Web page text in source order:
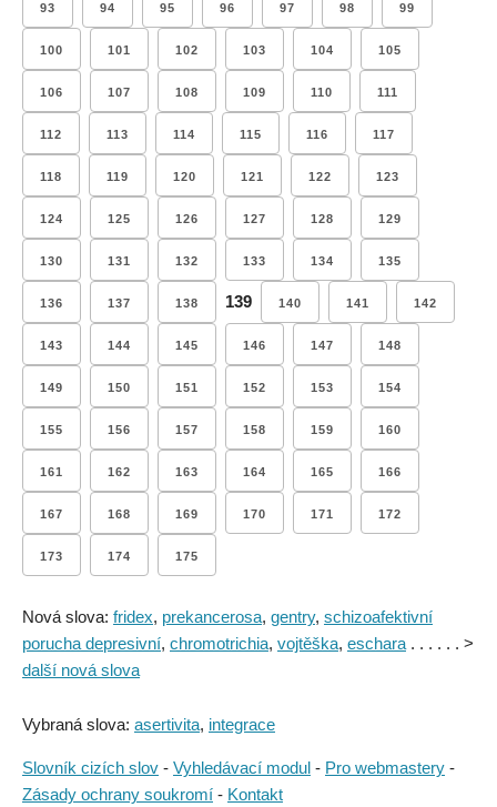
93 94 95 96 97 98 99
100 101 102 103 104 105
106 107 108 109 110 111
112 113 114 115 116 117
118 119 120 121 122 123
124 125 126 127 128 129
130 131 132 133 134 135
136 137 138 139 140 141 142
143 144 145 146 147 148
149 150 151 152 153 154
155 156 157 158 159 160
161 162 163 164 165 166
167 168 169 170 171 172
173 174 175
Nová slova: fridex, prekancerosa, gentry, schizoafektivní
porucha depresivní, chromotrichia, vojtěška, eschara . . . . . . >
další nová slova
Vybraná slova: asertivita, integrace
Slovník cizích slov - Vyhledávací modul - Pro webmastery -
Zásady ochrany soukromí - Kontakt